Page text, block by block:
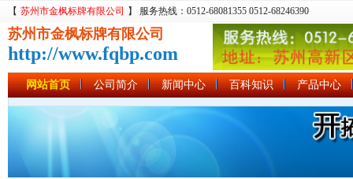
【 苏州市金枫标牌有限公司 】 服务热线：0512-68081355 0512-68246390
苏州市金枫标牌有限公司
http://www.fqbp.com
网站首页 公司简介 新闻中心 百科知识 产品中心